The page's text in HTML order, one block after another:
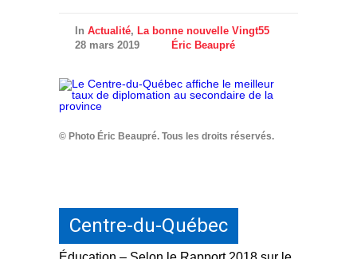
In Actualité, La bonne nouvelle Vingt55
28 mars 2019
Éric Beaupré
© Photo Éric Beaupré. Tous les droits réservés.
Centre-du-Québec